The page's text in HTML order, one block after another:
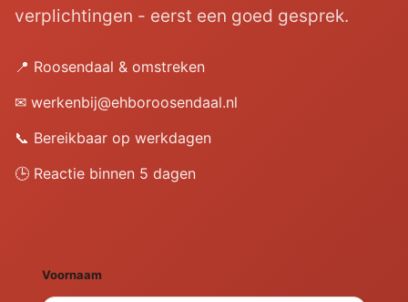
verplichtingen - eerst een goed gesprek.
📍 Roosendaal & omstreken
✉ werkenbij@ehboroosendaal.nl
📞 Bereikbaar op werkdagen
🕒 Reactie binnen 5 dagen
Voornaam